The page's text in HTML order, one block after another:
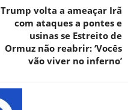
Trump volta a ameaçar Irã
com ataques a pontes e
usinas se Estreito de
Ormuz não reabrir: ‘Vocês
vão viver no inferno’